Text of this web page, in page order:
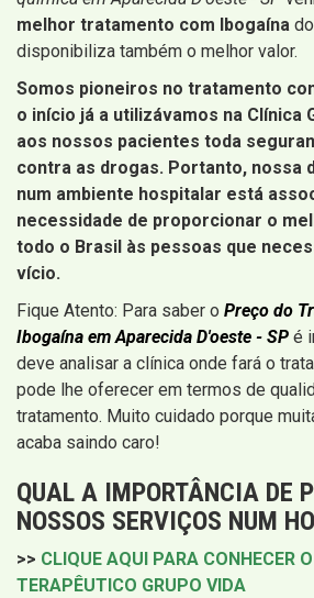
melhor tratamento com Ibogaína
disponibiliza também o melhor valor.
Somos pioneiros no tratamento
o início já a utilizávamos na Clínica
aos nossos pacientes toda
contra as drogas. Portanto, nossa
num ambiente hospitalar está
necessidade de proporcionar o
todo o Brasil às pessoas que
vício.
Fique Atento: Para saber o Preço do
Ibogaína em Aparecida D'oeste - SP é
deve analisar a clínica onde fará o
pode lhe oferecer em termos de
tratamento. Muito cuidado porque
acaba saindo caro!
QUAL A IMPORTÂNCIA DE
NOSSOS SERVIÇOS NUM
>> CLIQUE AQUI PARA CONHECER
TERAPÊUTICO GRUPO VIDA